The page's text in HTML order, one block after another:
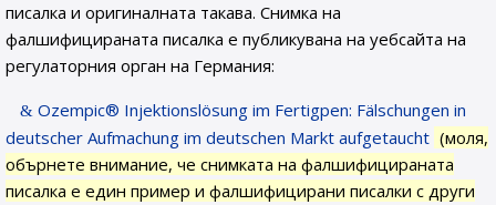
писалка и оригиналната такава. Снимка на
фалшифицираната писалка е публикувана на уебсайта на
регулаторния орган на Германия:
Ozempic® Injektionslösung im Fertigpen: Fälschungen in
deutscher Aufmachung im deutschen Markt aufgetaucht (моля,
обърнете внимание, че снимката на фалшифицираната
писалка е един пример и фалшифицирани писалки с други